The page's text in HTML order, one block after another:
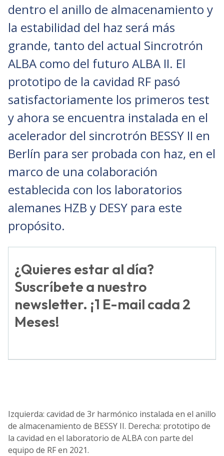
dentro el anillo de almacenamiento y
la estabilidad del haz será más
grande, tanto del actual Sincrotrón
ALBA como del futuro ALBA II. El
prototipo de la cavidad RF pasó
satisfactoriamente los primeros test
y ahora se encuentra instalada en el
acelerador del sincrotrón BESSY II en
Berlín para ser probada con haz, en el
marco de una colaboración
establecida con los laboratorios
alemanes HZB y DESY para este
propósito.
¿Quieres estar al día?
Suscríbete a nuestro
newsletter. ¡1 E-mail cada 2
Meses!
Izquierda: cavidad de 3r harmónico instalada en el anillo
de almacenamiento de BESSY II. Derecha: prototipo de
la cavidad en el laboratorio de ALBA con parte del
equipo de RF en 2021.